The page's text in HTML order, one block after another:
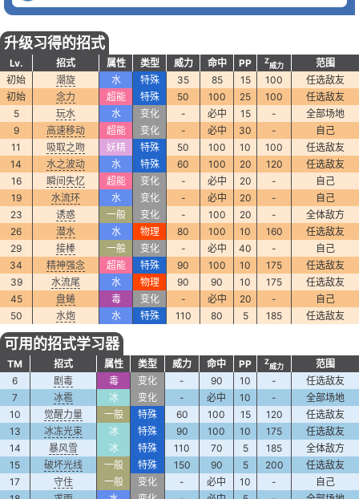
升级习得的招式
Lv. 招式 属性 类型 威力 命中 PP Z
威力
范围
初始
潮旋 水 特殊 35 85 15 100
任选敌友
初始
念力 超能 特殊 50 100 25 100
任选敌友
5
玩水 水 变化 - 必中 15 -
全部场地
9
高速移动 超能 变化 - 必中 30 -
自己
11
吸取之吻 妖精 特殊 50 100 10 100
任选敌友
14
水之波动 水 特殊 60 100 20 120
任选敌友
16
瞬间失忆 超能 变化 - 必中 20 -
自己
19
水流环 水 变化 - 必中 20 -
自己
23
诱惑 一般 变化 - 100 20 -
全体敌方
26
潜水 水 物理 80 100 10 160
任选敌友
29
接棒 一般 变化 - 必中 40 -
自己
34
精神强念 超能 特殊 90 100 10 175
任选敌友
39
水流尾 水 物理 90 90 10 175
任选敌友
45
盘蜷 毒 变化 - 必中 20 -
自己
50
水炮 水 特殊 110 80 5 185 任选敌友
可用的招式学习器
TM 招式 属性 类型 威力 命中 PP Z
威力
范围
6
剧毒 毒 变化 - 90 10 -
任选敌友
7
冰雹 冰 变化 - 必中 10 -
全部场地
10
觉醒力量 一般 特殊 60 100 15 120
任选敌友
13
冰冻光束 冰 特殊 90 100 10 175
任选敌友
14
暴风雪 冰 特殊 110 70 5 185
全体敌方
15
破坏光线 一般 特殊 150 90 5 200
任选敌友
17
守住 一般 变化 - 必中 10 -
自己